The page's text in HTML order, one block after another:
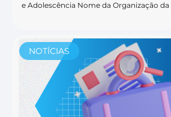
e Adolescência Nome da Organização da
NOTÍCIAS